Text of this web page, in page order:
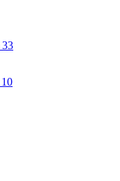
33
10